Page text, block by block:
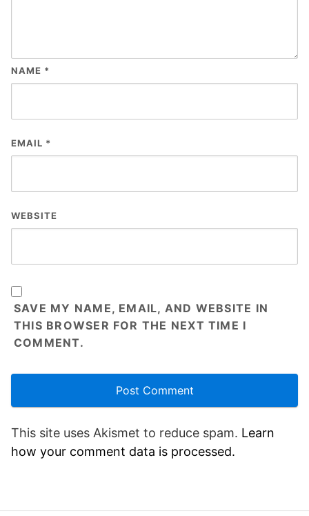
NAME *
EMAIL *
WEBSITE
SAVE MY NAME, EMAIL, AND WEBSITE IN
THIS BROWSER FOR THE NEXT TIME I
COMMENT.
This site uses Akismet to reduce spam. Learn
how your comment data is processed.